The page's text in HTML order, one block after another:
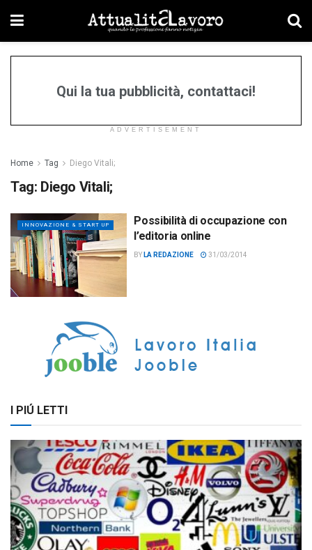
Qui la tua pubblicità, contattaci!
ADVERTISEMENT
Home Tag Diego Vitali;
Tag: Diego Vitali;
INNOVAZIONE & START UP
Possibilità di occupazione con
l’editoria online
BY LA REDAZIONE 31/03/2014
I PIÚ LETTI